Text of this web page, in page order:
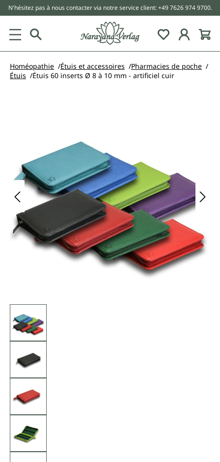
principal
N'hésitez pas à nous contacter via notre service client: +49 7626 974 9700.
Homéopathie Étuis et accessoires
Pharmacies de poche
Étuis
Étuis 60 inserts Ø 8 à 10 mm - artificiel cuir